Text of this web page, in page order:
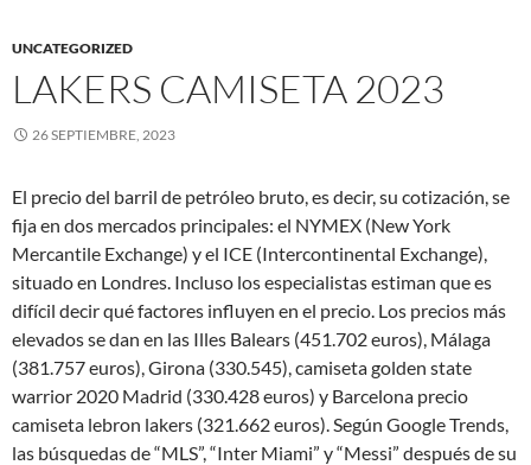
UNCATEGORIZED
LAKERS CAMISETA 2023
26 SEPTIEMBRE, 2023
El precio del barril de petróleo bruto, es decir, su cotización, se
fija en dos mercados principales: el NYMEX (New York
Mercantile Exchange) y el ICE (Intercontinental Exchange),
situado en Londres. Incluso los especialistas estiman que es
difícil decir qué factores influyen en el precio. Los precios más
elevados se dan en las Illes Balears (451.702 euros), Málaga
(381.757 euros), Girona (330.545), camiseta golden state
warrior 2020 Madrid (330.428 euros) y Barcelona precio
camiseta lebron lakers (321.662 euros). Según Google Trends,
las búsquedas de “MLS”, “Inter Miami” y “Messi” después de su